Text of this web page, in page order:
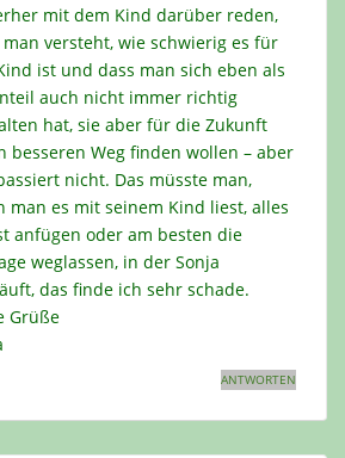
mit dem Kind darüber reden,
man versteht, wie schwierig es für
ist und dass man sich eben als
auch nicht immer richtig
hat, sie aber für die Zukunft
besseren Weg finden wollen – aber
nicht. Das müsste man,
man es mit seinem Kind liest, alles
anfügen oder am besten die
weglassen, in der Sonja
das finde ich sehr schade.
Grüße
ANTWORTEN